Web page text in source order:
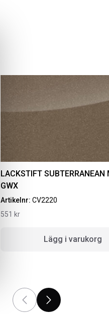
GUMMIMATTOR
Lägg i varukorg
LACKSTIFT SUBTERRANEAN
GWX
Artikelnr: CV2220
551 kr
Lägg i varukorg